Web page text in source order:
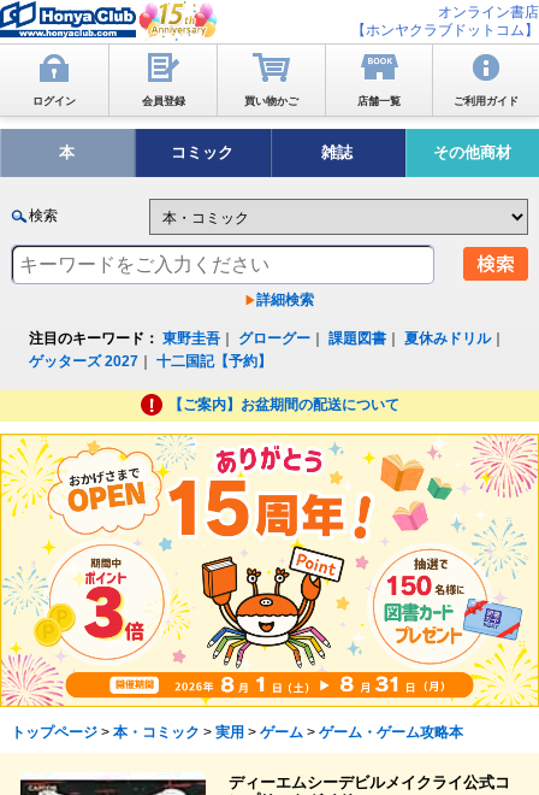
オンライン書店
【ホンヤクラブドットコム】
ログイン 会員登録 買い物かご 店舗一覧 ご利用ガイド
本 コミック 雑誌 その他商材
検索
詳細検索
注目のキーワード： 東野圭吾 グローグー ｜課題図書 ｜夏休みドリル｜
ゲッターズ 2027 ｜十二国記【予約】
【ご案内】お盆期間の配送について
トップページ> 本・コミック > 実用 > ゲーム > ゲーム・ゲーム攻略本
ディーエムシーデビルメイクライ公式コ